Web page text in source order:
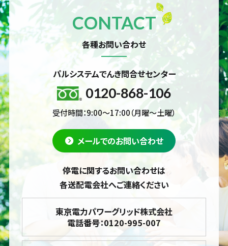
CONTACT
各種お問い合わせ
パルシステムでんき問合せセンター
0120-868-106
受付時間：9:00～17:00（月曜～土曜）
メールでのお問い合わせ
停電に関するお問い合わせは
各送配電会社へご連絡ください
東京電力パワーグリッド株式会社
電話番号：0120-995-007